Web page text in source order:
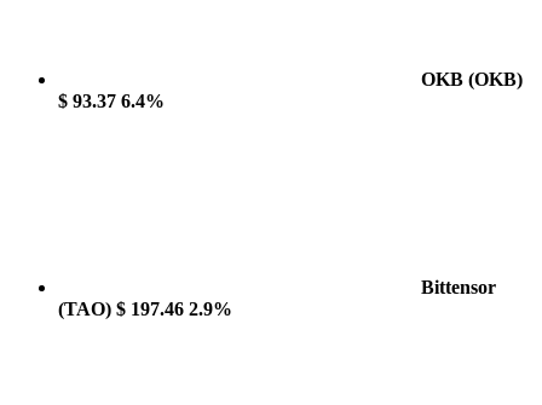
OKB (OKB)
$ 93.37 6.4%
Bittensor
(TAO) $ 197.46 2.9%